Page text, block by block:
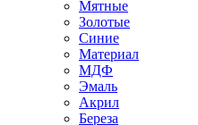
Мятные
Золотые
Синие
Материал
МДФ
Эмаль
Акрил
Береза